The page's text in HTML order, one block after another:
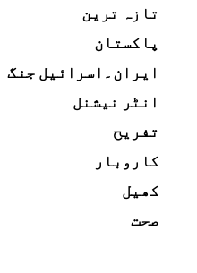
تازہ ترین
پاکستان
ایران۔اسرائیل جنگ
انٹر نیشنل
تفریح
کاروبار
کھیل
صحت